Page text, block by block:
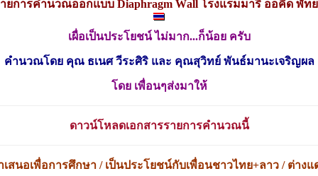
ยการคำนวณออกแบบ Diaphragm Wall โรงแรมมารี ออคิด พัท
เผื่อเป็นประโยชน์ ไม่มาก...ก็น้อย ครับ
คำนวณโดย คุณ ธเนศ วีระศิริ และ คุณสุวิทย์ พันธ์มานะเจริญผล
โดย เพื่อนๆส่งมาให้
ดาวน์โหลดเอกสารรายการคำนวณนี้
เสนอเพื่อการศึกษา / เป็นประโยชน์กับเพื่อนชาวไทย+ลาว / ต่างแ